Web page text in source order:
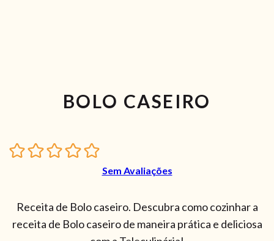
BOLO CASEIRO
Sem Avaliações
Receita de Bolo caseiro. Descubra como cozinhar a
receita de Bolo caseiro de maneira prática e deliciosa